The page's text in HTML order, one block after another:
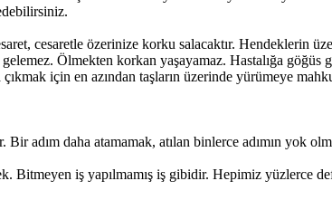
cesaretle özerinize korku salacaktır. Hendeklerin
Ölmekten korkan yaşayamaz. Hastalığa göğüs
için en azından taşların üzerinde yürümeye
adım daha atamamak, atılan binlerce adımın yok
Bitmeyen iş yapılmamış iş gibidir. Hepimiz yüzlerce